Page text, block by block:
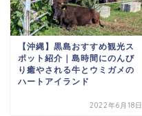
【沖縄】黒島おすすめ観光ス
ポット紹介｜島時間にのんび
り癒やされる牛とウミガメの
ハートアイランド
2022年6月18日